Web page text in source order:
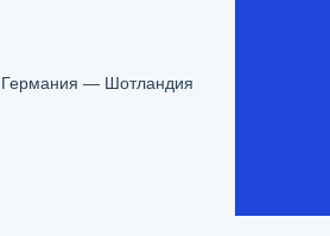
Германия — Шотландия